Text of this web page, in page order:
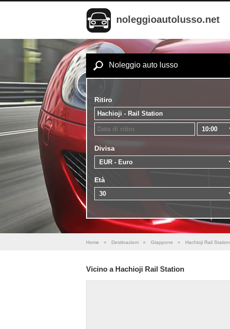
noleggioautolusso.net
Noleggio auto lusso
Ritiro
Divisa
Età
Home » Destinazioni » Giappone » Hachioji Rail Station
Vicino a Hachioji Rail Station